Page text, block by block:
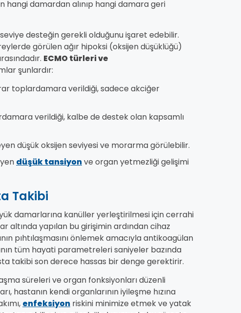
hangi damardan alınıp hangi damara geri
desteğin gerekli olduğunu işaret edebilir.
görülen ağır hipoksi (oksijen düşüklüğü)
ECMO türleri ve
şunlardır:
toplardamara verildiği, sadece akciğer
verildiği, kalbe de destek olan kapsamlı
düşük oksijen seviyesi ve morarma görülebilir.
düşük tansiyonve organ yetmezliği gelişimi
Takibi
damarlarına kanüller yerleştirilmesi için cerrahi
yapılan bu girişimin ardından cihaz
pıhtılaşmasını önlemek amacıyla antikoagülan
tüm hayati parametreleri saniyeler bazında
takibi son derece hassas bir denge gerektirir.
süreleri ve organ fonksiyonları düzenli
hastanın kendi organlarının iyileşme hızına
enfeksiyon riskini minimize etmek ve yatak